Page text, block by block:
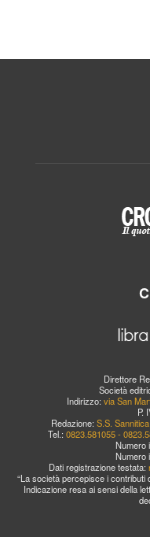
Direttore
Società
Indirizzo: via San
P.
Redazione: S.S.
Tel.: 0823.581055 -
Numero
Numero
Dati registrazione testata:
“La società percepisce i contributi
Indicazione resa ai sensi della